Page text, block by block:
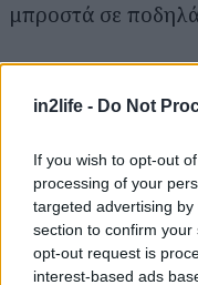
in2life - Do Not
If you wish to opt-out
processing of your
targeted advertising
section to confirm
opt-out request is
interest-based ads
μπροστά σε
ξεκούραστη και
προσεκτικής
σχεδίασης.
Παρκάρει μόνο